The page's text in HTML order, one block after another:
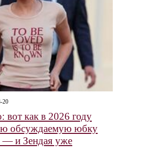
20
вот как в 2026 году
обсуждаемую юбку
— и Зендая уже